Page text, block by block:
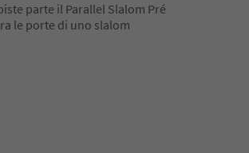
parte il Parallel Slalom Pré
le porte di uno slalom